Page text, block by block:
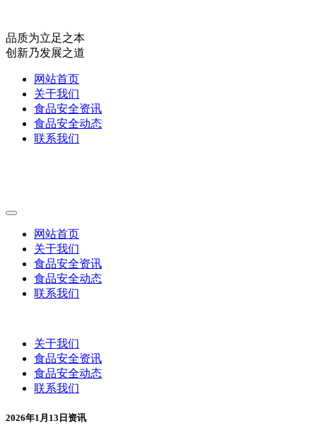
品质为立足之本
创新乃发展之道
网站首页
关于我们
食品安全资讯
食品安全动态
联系我们
网站首页
关于我们
食品安全资讯
食品安全动态
联系我们
关于我们
食品安全资讯
食品安全动态
联系我们
2026年1月13日资讯